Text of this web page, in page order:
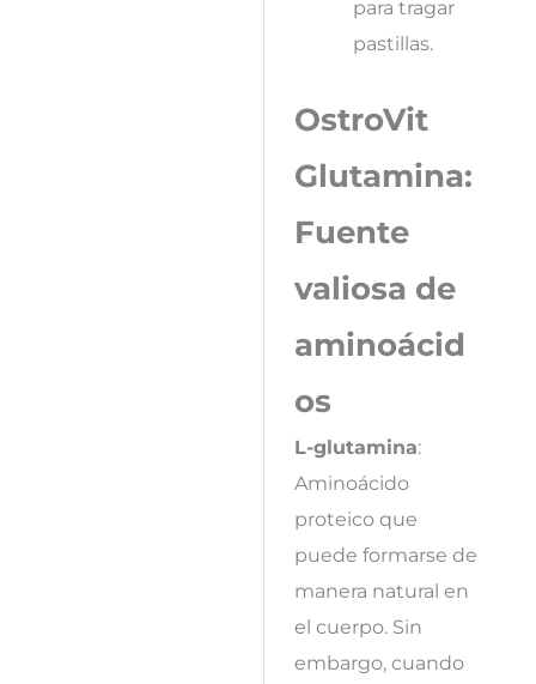
para tragar
pastillas.
OstroVit
Glutamina:
Fuente
valiosa de
aminoácid
os
L-glutamina:
Aminoácido
proteico que
puede formarse de
manera natural en
el cuerpo. Sin
embargo, cuando